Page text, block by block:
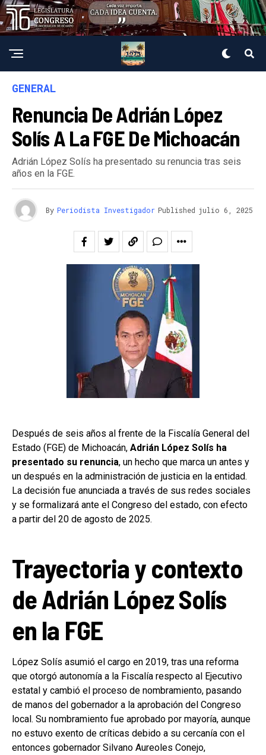
GENERAL
Renuncia De Adrián López
Solís A La FGE De Michoacán
Adrián López Solís ha presentado su renuncia tras seis
años en la FGE.
By Periodista Investigador Published julio 6, 2025
Después de seis años al frente de la Fiscalía General del
Estado (FGE) de Michoacán, Adrián López Solís ha
presentado su renuncia, un hecho que marca un antes y
un después en la administración de justicia en la entidad.
La decisión fue anunciada a través de sus redes sociales
y se formalizará ante el Congreso del estado, con efecto
a partir del 20 de agosto de 2025.
Trayectoria y contexto
de Adrián López Solís
en la FGE
López Solís asumió el cargo en 2019, tras una reforma
que otorgó autonomía a la Fiscalía respecto al Ejecutivo
estatal y cambió el proceso de nombramiento, pasando
de manos del gobernador a la aprobación del Congreso
local. Su nombramiento fue aprobado por mayoría, aunque
no estuvo exento de críticas debido a su cercanía con el
entonces gobernador Silvano Aureoles Conejo,